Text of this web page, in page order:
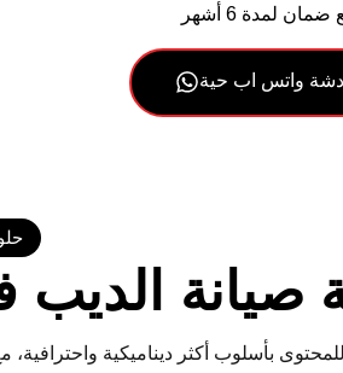
لمدة 6 أشهر
واتس اب حية
صيانة